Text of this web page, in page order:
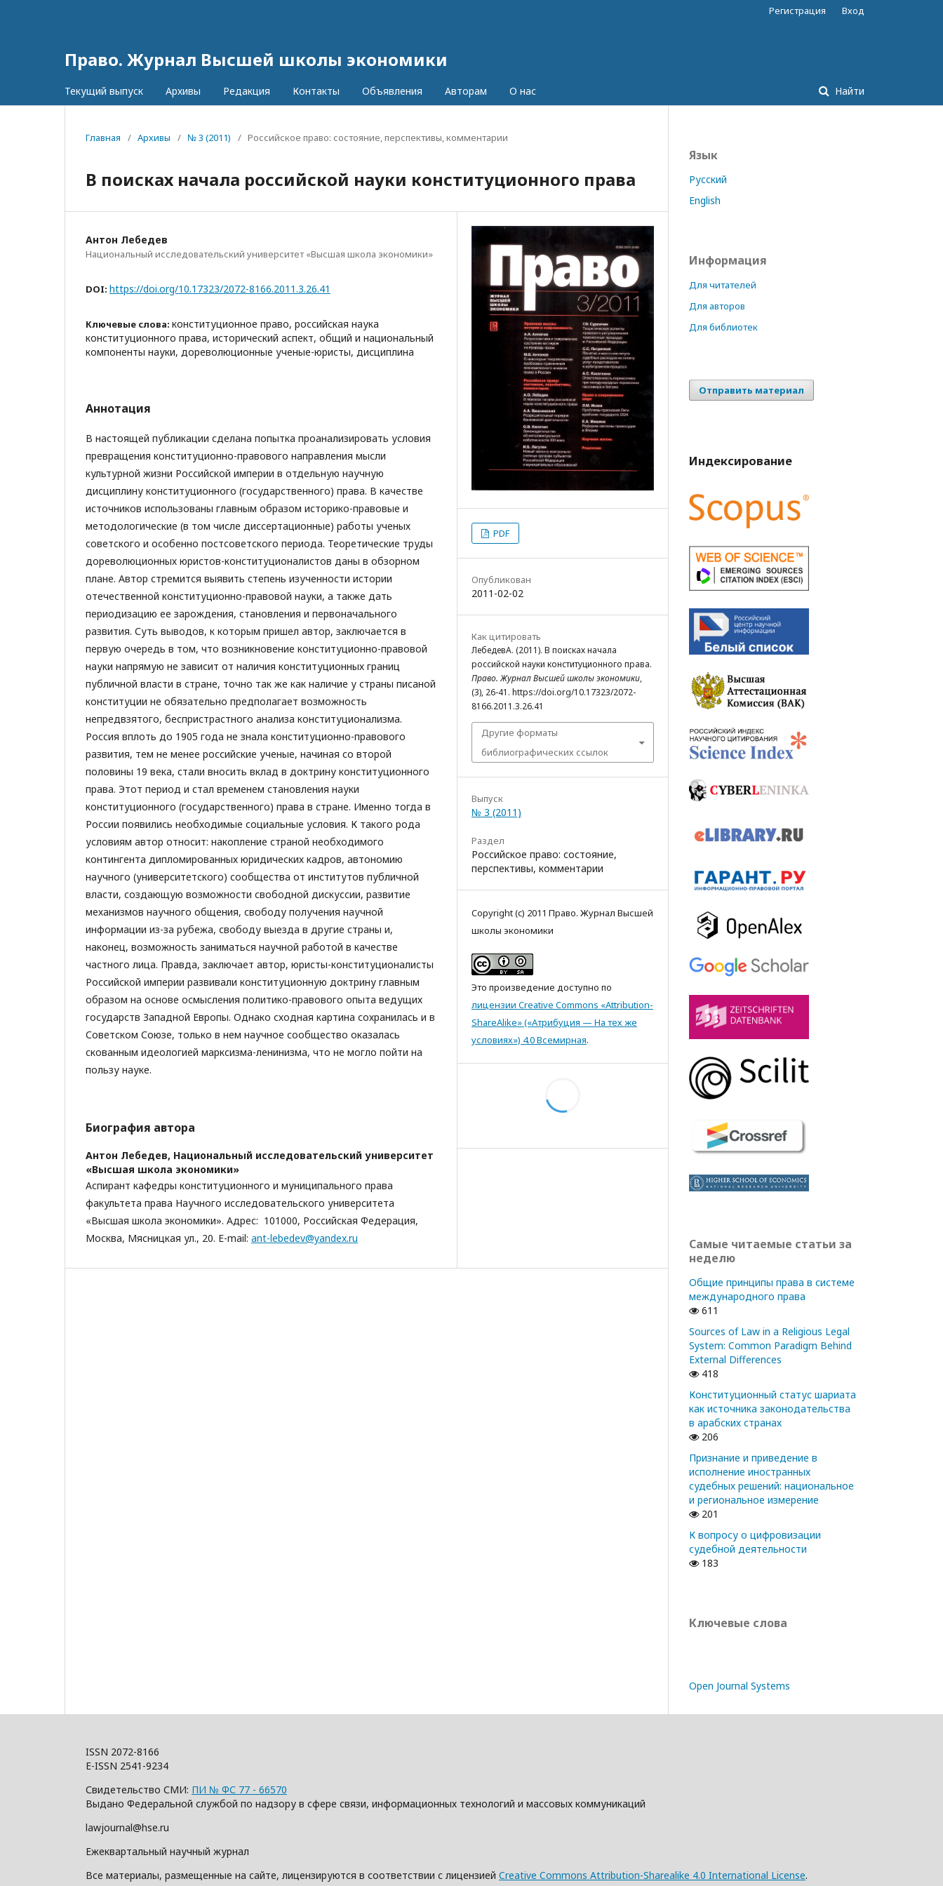
Право. Журнал Высшей школы экономики
Текущий выпуск Архивы Редакция Контакты Объявления Авторам О нас Найти
Регистрация Вход
Главная / Архивы / № 3 (2011) / Российское право: состояние, перспективы, комментарии
В поисках начала российской науки конституционного права
Антон Лебедев
Национальный исследовательский университет «Высшая школа экономики»
DOI: https://doi.org/10.17323/2072-8166.2011.3.26.41
Ключевые слова: конституционное право, российская наука
конституционного права, исторический аспект, общий и национальный
компоненты науки, дореволюционные ученые-юристы, дисциплина
Аннотация
В настоящей публикации сделана попытка проанализировать условия
превращения конституционно-правового направления мысли
культурной жизни Российской империи в отдельную научную
дисциплину конституционного (государственного) права. В качестве
источников использованы главным образом историко-правовые и
методологические (в том числе диссертационные) работы ученых
советского и особенно постсоветского периода. Теоретические труды
дореволюционных юристов-конституционалистов даны в обзорном
плане. Автор стремится выявить степень изученности истории
отечественной конституционно-правовой науки, а также дать
периодизацию ее зарождения, становления и первоначального
развития. Суть выводов, к которым пришел автор, заключается в
первую очередь в том, что возникновение конституционно-правовой
науки напрямую не зависит от наличия конституционных границ
публичной власти в стране, точно так же как наличие у страны писаной
конституции не обязательно предполагает возможность
непредвзятого, беспристрастного анализа конституционализма.
Россия вплоть до 1905 года не знала конституционно-правового
развития, тем не менее российские ученые, начиная со второй
половины 19 века, стали вносить вклад в доктрину конституционного
права. Этот период и стал временем становления науки
конституционного (государственного) права в стране. Именно тогда в
России появились необходимые социальные условия. К такого рода
условиям автор относит: накопление страной необходимого
контингента дипломированных юридических кадров, автономию
научного (университетского) сообщества от институтов публичной
власти, создающую возможности свободной дискуссии, развитие
механизмов научного общения, свободу получения научной
информации из-за рубежа, свободу выезда в другие страны и,
наконец, возможность заниматься научной работой в качестве
частного лица. Правда, заключает автор, юристы-конституционалисты
Российской империи развивали конституционную доктрину главным
образом на основе осмысления политико-правового опыта ведущих
государств Западной Европы. Однако сходная картина сохранилась и в
Советском Союзе, только в нем научное сообщество оказалась
скованным идеологией марксизма-ленинизма, что не могло пойти на
пользу науке.
Биография автора
Антон Лебедев, Национальный исследовательский университет
«Высшая школа экономики»
Аспирант кафедры конституционного и муниципального права
факультета права Научного исследовательского университета
«Высшая школа экономики». Адрес: 101000, Российская Федерация,
Москва, Мясницкая ул., 20. E-mail: ant-lebedev@yandex.ru
PDF
Опубликован
2011-02-02
Как цитировать
ЛебедевА. (2011). В поисках начала
российской науки конституционного права.
Право. Журнал Высшей школы экономики,
(3), 26-41. https://doi.org/10.17323/2072-
8166.2011.3.26.41
Другие форматы
библиографических ссылок
Выпуск
№ 3 (2011)
Раздел
Российское право: состояние,
перспективы, комментарии
Copyright (c) 2011 Право. Журнал Высшей
школы экономики
Это произведение доступно по
лицензии Creative Commons «Attribution-
ShareAlike» («Атрибуция — На тех же
условиях») 4.0 Всемирная.
Язык
Русский
English
Информация
Для читателей
Для авторов
Для библиотек
Отправить материал
Индексирование
Самые читаемые статьи за
неделю
Общие принципы права в системе
международного права
611
Sources of Law in a Religious Legal
System: Common Paradigm Behind
External Differences
418
Конституционный статус шариата
как источника законодательства
в арабских странах
206
Признание и приведение в
исполнение иностранных
судебных решений: национальное
и региональное измерение
201
К вопросу о цифровизации
судебной деятельности
183
Ключевые слова
Open Journal Systems
ISSN 2072-8166
E-ISSN 2541-9234
Свидетельство СМИ: ПИ № ФС 77 - 66570
Выдано Федеральной службой по надзору в сфере связи, информационных технологий и массовых коммуникаций
lawjournal@hse.ru
Ежеквартальный научный журнал
Все материалы, размещенные на сайте, лицензируются в соответствии с лицензией Creative Commons Attribution-Sharealike 4.0 International License.